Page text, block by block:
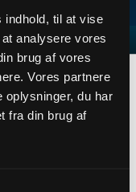
indhold, til at vise
analysere vores
brug af vores
Vores partnere
oplysninger, du har
fra din brug af